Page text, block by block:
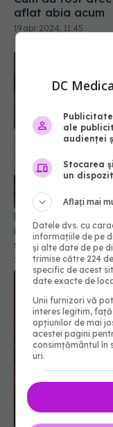
aflat abia acum
19 apr 2024, 11:45
Numărul
reinfectările
știi
23 sep 2025, 16:30
DC
ale
audienței
Stocarea
un
Aflați mai
Datele dvs. cu
informațiile de pe
și alte date de pe
trimise către 224
specific de acest
date exacte de
Unii furnizori vă
interes legitim,
opțiunilor de mai
acestei pagini
consimțământul în
uri.